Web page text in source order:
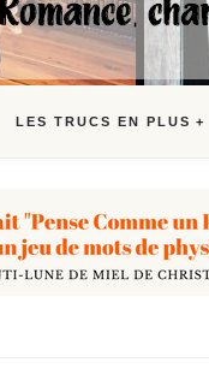
LES TRUCS EN PLUS